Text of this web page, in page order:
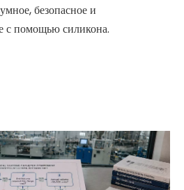
безопасное и
с помощью силикона.